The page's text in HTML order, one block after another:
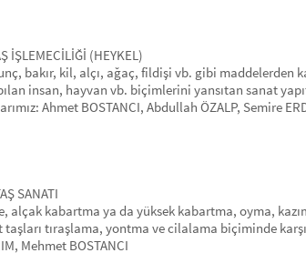
(HEYKEL)
bakır, kil, alçı, ağaç, fildişi vb. gibi maddelerden
insan, hayvan vb. biçimlerini yansıtan sanat
Ahmet BOSTANCI, Abdullah ÖZALP, Semire
SANATI
alçak kabartma ya da yüksek kabartma, oyma,
tıraşlama, yontma ve cilalama biçiminde
Mehmet BOSTANCI